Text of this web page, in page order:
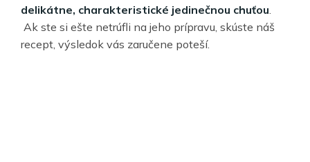
delikátne, charakteristické jedinečnou chuťou
Ak ste si ešte netrúfli na jeho prípravu, skúste náš
recept, výsledok vás zaručene poteší.